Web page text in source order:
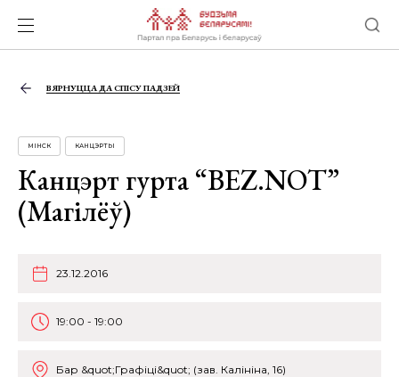
ВЯРНУЦЦА ДА СПІСУ ПАДЗЕЙ
МІНСК КАНЦЭРТЫ
Канцэрт гурта “BEZ.NOT”
(Магілёў)
23.12.2016
19:00 - 19:00
Бар &quot;Графіці&quot; (зав. Калініна, 16)